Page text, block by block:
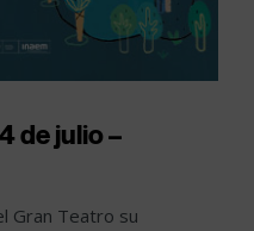
de julio –
Gran Teatro su